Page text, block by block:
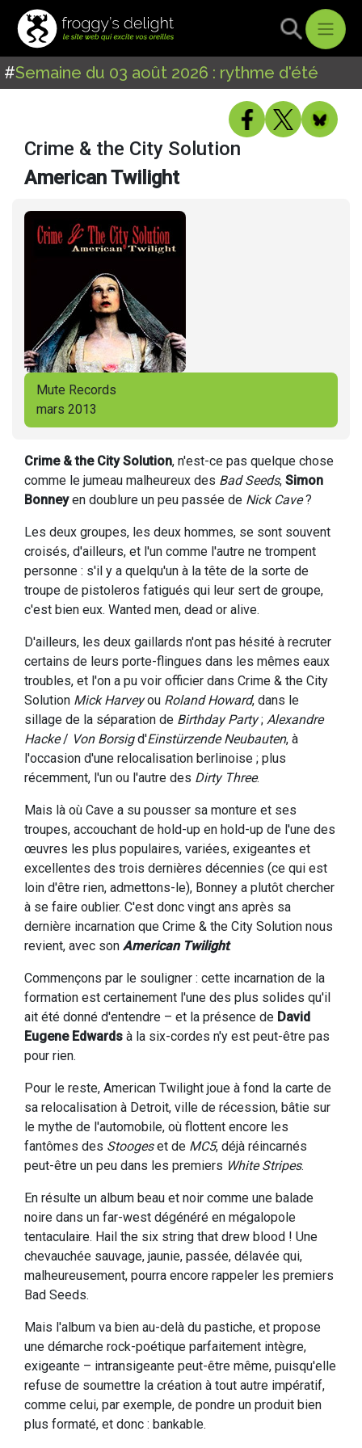
#Semaine du 03 août 2026 : rythme d'été
Crime & the City Solution
American Twilight
Mute Records
mars 2013
Crime & the City Solution, n'est-ce pas quelque chose
comme le jumeau malheureux des Bad Seeds, Simon
Bonneyen doublure un peu passée de Nick Cave?
Les deux groupes, les deux hommes, se sont souvent
croisés, d'ailleurs, et l'un comme l'autre ne trompent
personne : s'il y a quelqu'un à la tête de la sorte de
troupe de pistoleros fatigués qui leur sert de groupe,
c'est bien eux. Wanted men, dead or alive.
D'ailleurs, les deux gaillards n'ont pas hésité à recruter
certains de leurs porte-flingues dans les mêmes eaux
troubles, et l'on a pu voir officier dans Crime & the City
Solution Mick Harveyou Roland Howard, dans le
sillage de la séparation de Birthday Party; Alexandre
Hacke/ Von Borsigd'Einstürzende Neubauten, à
l'occasion d'une relocalisation berlinoise ; plus
récemment, l'un ou l'autre des Dirty Three.
Mais là où Cave a su pousser sa monture et ses
troupes, accouchant de hold-up en hold-up de l'une des
œuvres les plus populaires, variées, exigeantes et
excellentes des trois dernières décennies (ce qui est
loin d'être rien, admettons-le), Bonney a plutôt chercher
à se faire oublier. C'est donc vingt ans après sa
dernière incarnation que Crime & the City Solution nous
revient, avec son American Twilight.
Commençons par le souligner : cette incarnation de la
formation est certainement l'une des plus solides qu'il
ait été donné d'entendre – et la présence de David
Eugene Edwards à la six-cordes n'y est peut-être pas
pour rien.
Pour le reste, American Twilight joue à fond la carte de
sa relocalisation à Detroit, ville de récession, bâtie sur
le mythe de l'automobile, où flottent encore les
fantômes des Stoogeset de MC5, déjà réincarnés
peut-être un peu dans les premiers White Stripes.
En résulte un album beau et noir comme une balade
noire dans un far-west dégénéré en mégalopole
tentaculaire. Hail the six string that drew blood ! Une
chevauchée sauvage, jaunie, passée, délavée qui,
malheureusement, pourra encore rappeler les premiers
Bad Seeds.
Mais l'album va bien au-delà du pastiche, et propose
une démarche rock-poétique parfaitement intègre,
exigeante – intransigeante peut-être même, puisqu'elle
refuse de soumettre la création à tout autre impératif,
comme celui, par exemple, de pondre un produit bien
plus formaté, et donc : bankable.